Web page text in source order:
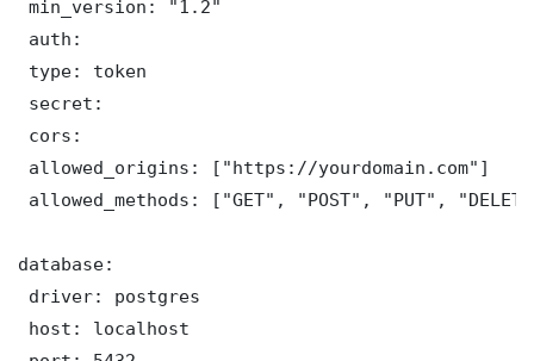
min_version: "1.2"
auth:
type: token
secret:
cors:
allowed_origins: ["https://yourdomain.com"]
allowed_methods: ["GET", "POST", "PUT",
database:
driver: postgres
host: localhost